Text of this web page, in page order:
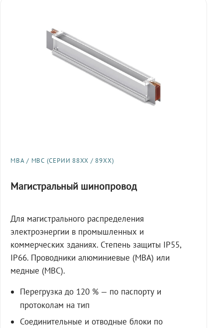
МВА / МВС (СЕРИИ 88XX / 89XX)
Магистральный шинопровод
Для магистрального распределения
электроэнергии в промышленных и
коммерческих зданиях. Степень защиты IP55,
IP66. Проводники алюминиевые (МВА) или
медные (МВС).
Перегрузка до 120 % — по паспорту и
протоколам на тип
Соединительные и отводные блоки по